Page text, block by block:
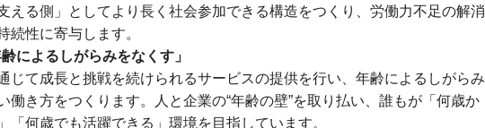
える側」としてより長く社会参加できる構造をつくり、労働力不足の解消
続性に寄与します。
によるしがらみをなくす」
じて成長と挑戦を続けられるサービスの提供を行い、年齢によるしがらみ
働き方をつくります。人と企業の“年齢の壁”を取り払い、誰もが「何歳か
「何歳でも活躍できる」環境を目指しています。